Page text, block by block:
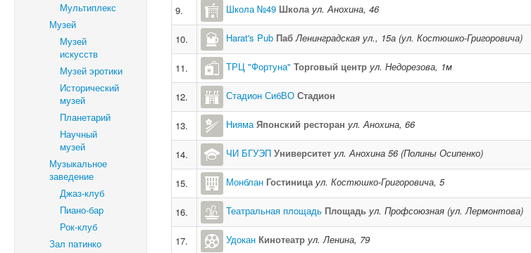
Мультиплекс
Музей
Музей
искусств
Музей эротики
Исторический
музей
Планетарий
Научный
музей
Музыкальное
заведение
Джаз-клуб
Пиано-бар
Рок-клуб
Зал патинко
9. Школа №49 Школа ул. Анохина, 46
10. Harat's Pub Паб Ленинградская ул., 15а (ул. Костюшко-Григоровича)
11. ТРЦ "Фортуна" Торговый центр ул. Недорезова, 1м
12. Стадион СибВО Стадион
13. Нияма Японский ресторан ул. Анохина, 66
14. ЧИ БГУЭП Университет ул. Анохина 56 (Полины Осипенко)
15. Монблан Гостиница ул. Костюшко-Григоровича, 5
16. Театральная площадь Площадь ул. Профсоюзная (ул. Лермонтова)
17. Удокан Кинотеатр ул. Ленина, 79